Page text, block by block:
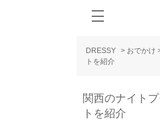
DRESSY > おでかけ
トを紹介
関西のナイト
トを紹介